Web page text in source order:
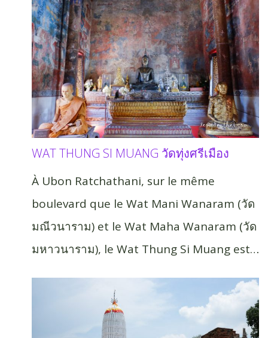
WAT THUNG SI MUANG วัดทุ่งศรีเมือง
À Ubon Ratchathani, sur le même
boulevard que le Wat Mani Wanaram (วัด
มณีวนาราม) et le Wat Maha Wanaram (วัด
มหาวนาราม), le Wat Thung Si Muang est…